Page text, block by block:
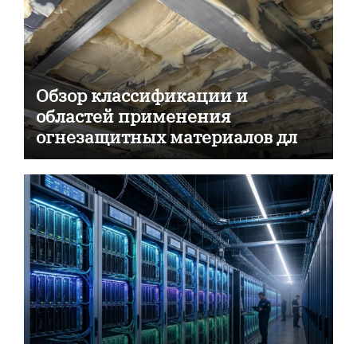
Обзор классификации и
областей применения
огнезащитных материалов для
пассивной противопожарной
защиты